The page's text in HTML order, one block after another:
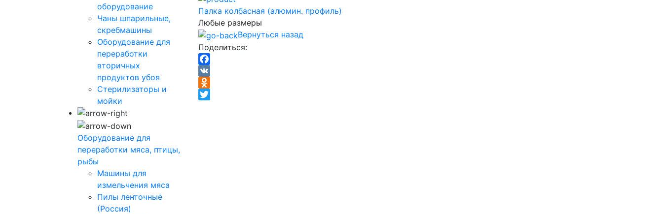
оборудование
Чаны шпарильные,
скребмашины
Оборудование для
переработки
вторичных
продуктов убоя
Стерилизаторы и
мойки
Оборудование для
переработки мяса, птицы,
рыбы
Машины для
измельчения мяса
Пилы ленточные
(Россия)
Палка колбасная (алюмин. профиль)
Любые размеры
Вернуться назад
Поделиться:
Facebook
VK
Odnoklassniki